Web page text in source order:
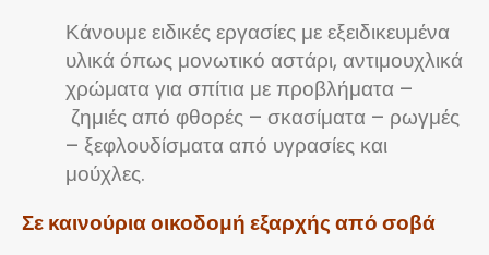
Κάνουμε ειδικές εργασίες με εξειδικευμένα
υλικά όπως μονωτικό αστάρι, αντιμουχλικά
χρώματα για σπίτια με προβλήματα –
ζημιές από φθορές – σκασίματα – ρωγμές
– ξεφλουδίσματα από υγρασίες και
μούχλες.
Σε καινούρια οικοδομή εξαρχής από σοβά